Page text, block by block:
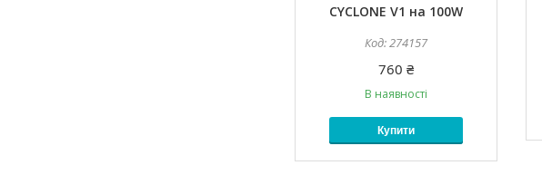
CYCLONE V1 на 100W
274157
760 ₴
В наявності
Купити